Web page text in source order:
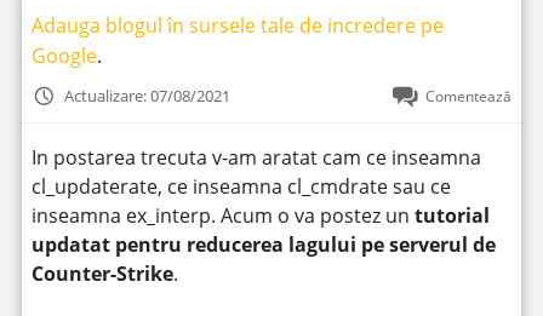
Adauga blogul în sursele tale de incredere pe
Google.
Actualizare: 07/08/2021 Comentează
In postarea trecuta v-am aratat cam ce inseamna
cl_updaterate, ce inseamna cl_cmdrate sau ce
inseamna ex_interp. Acum o va postez un tutorial
updatat pentru reducerea lagului pe serverul de
Counter-Strike.